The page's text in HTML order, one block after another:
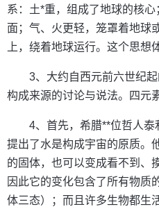
系：土*重，组成了地球的核
面；气、火更轻，笼罩着地球
上，绕着地球运行。这个思想
3、大约自西元前六世纪
构成来源的讨论与说法。四元
4、首先，希腊**位哲人泰
提出了水是构成宇宙的原质。
的固体，也可以变成看不到、
因此它的变化包含了所有物质
体三态）；而且许多生物都生